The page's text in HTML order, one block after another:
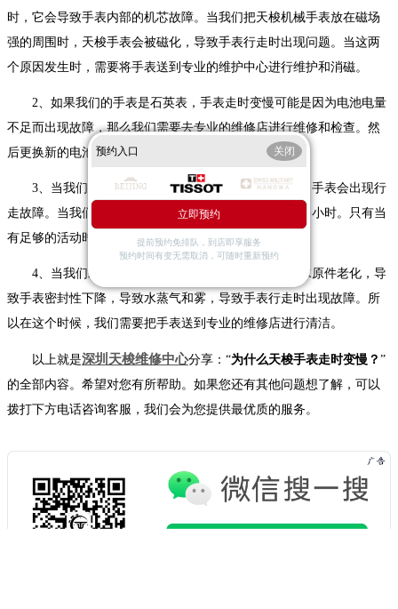
时，它会导致手表内部的机芯故障。当我们把天梭机械手表放在磁场
强的周围时，天梭手表会被磁化，导致手表行走时出现问题。当这两
个原因发生时，需要将手表送到专业的维护中心进行维护和消磁。
2、如果我们的手表是石英表，手表走时变慢可能是因为电池电量
不足而出现故障，那么我们需要去专业的维修店进行维修和检查。然
后更换新的电池。
3、当我们的手表是天梭机械表时，由于缺乏动力，手表会出现行
走故障。当我们佩戴机械表时，我们需要每天佩戴8个多小时。只有当
有足够的活动时，我们才能保持手表的正常行走。
4、当我们发现天梭手表进水时，说明天梭手表防水原件老化，导
致手表密封性下降，导致水蒸气和雾，导致手表行走时出现故障。所
以在这个时候，我们需要把手表送到专业的维修店进行清洁。
以上就是深圳天梭维修中心分享：“为什么天梭手表走时变慢？ ”
的全部内容。希望对您有所帮助。如果您还有其他问题想了解，可以
拨打下方电话咨询客服，我们会为您提供最优质的服务。
预约入口 关闭
立即预约
提前预约免排队，到店即享服务
预约时间有变无需取消，可随时重新预约